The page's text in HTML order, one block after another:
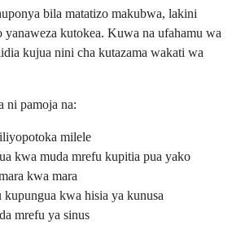
bila matatizo makubwa, lakini
kutokea. Kuwa na ufahamu wa
kujua nini cha kutazama wakati wa
ni pamoja na:
milele
kwa muda mrefu kupitia pua yako
kwa mara
kwa hisia ya kunusa
mrefu ya sinus